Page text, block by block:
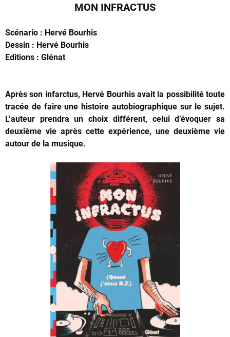
MON INFRACTUS
Scénario : Hervé Bourhis
Dessin : Hervé Bourhis
Editions : Glénat
Après son infarctus, Hervé Bourhis avait la possibilité toute
tracée de faire une histoire autobiographique sur le sujet.
L’auteur prendra un choix différent, celui d’évoquer sa
deuxième vie après cette expérience, une deuxième vie
autour de la musique.